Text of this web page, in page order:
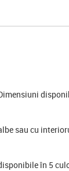
sau cu
în 5